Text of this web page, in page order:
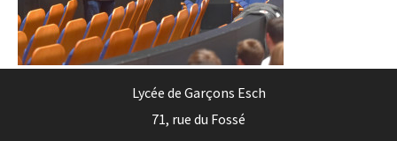
Lycée de Garçons Esch
71, rue du Fossé